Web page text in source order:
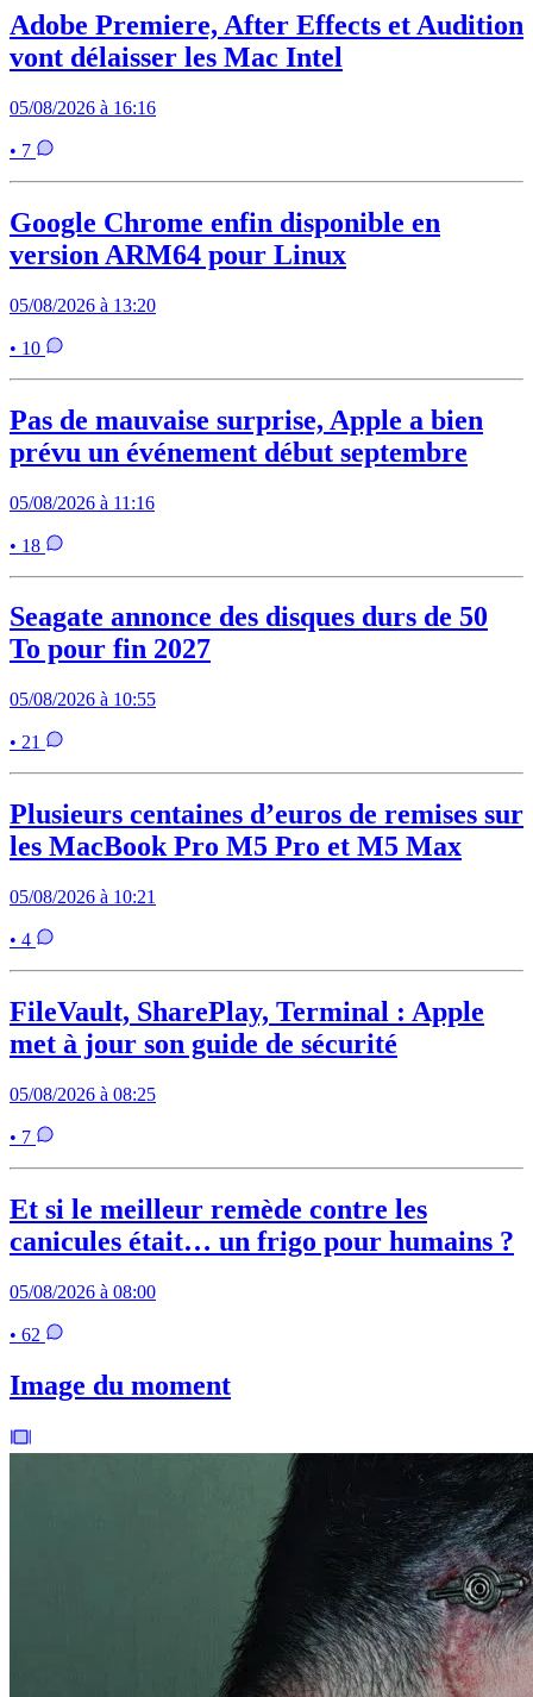
Adobe Premiere, After Effects et Audition
vont délaisser les Mac Intel
05/08/2026 à 16:16
• 7
Google Chrome enfin disponible en
version ARM64 pour Linux
05/08/2026 à 13:20
• 10
Pas de mauvaise surprise, Apple a bien
prévu un événement début septembre
05/08/2026 à 11:16
• 18
Seagate annonce des disques durs de 50
To pour fin 2027
05/08/2026 à 10:55
• 21
Plusieurs centaines d’euros de remises sur
les MacBook Pro M5 Pro et M5 Max
05/08/2026 à 10:21
• 4
FileVault, SharePlay, Terminal : Apple
met à jour son guide de sécurité
05/08/2026 à 08:25
• 7
Et si le meilleur remède contre les
canicules était… un frigo pour humains ?
05/08/2026 à 08:00
• 62
Image du moment